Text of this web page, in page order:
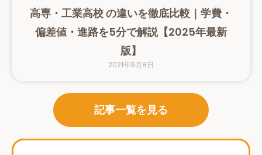
高専・工業高校 の違いを徹底比較｜学費・
偏差値・進路を5分で解説【2025年最新
版】
2021年9月8日
記事一覧を見る